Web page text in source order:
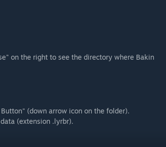
on the right to see the directory where Bakin
(down arrow icon on the folder).
(extension .lyrbr).